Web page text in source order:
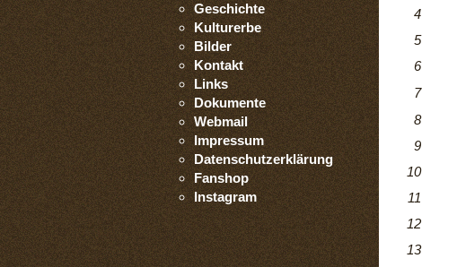
Geschichte
Kulturerbe
Bilder
Kontakt
Links
Dokumente
Webmail
Impressum
Datenschutzerklärung
Fanshop
Instagram
4
5
6
7
8
9
10
11
12
13